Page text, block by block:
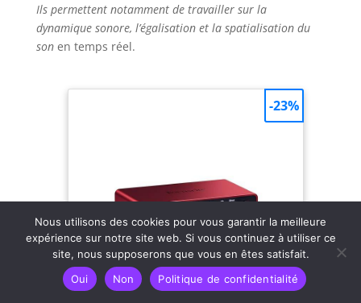
Ils permettent notamment de travailler sur la
dynamique sonore, l’égalisation et la spatialisation du
sonen temps réel.
-23%
Nous utilisons des cookies pour vous garantir la meilleure
expérience sur notre site web. Si vous continuez à utiliser ce
site, nous supposerons que vous en êtes satisfait.
Oui
Non Politique de confidentialité